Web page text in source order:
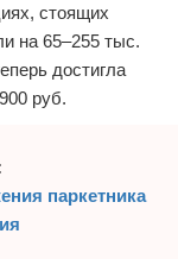
стоящих
на 65–255 тыс.
достигла
руб.
паркетника